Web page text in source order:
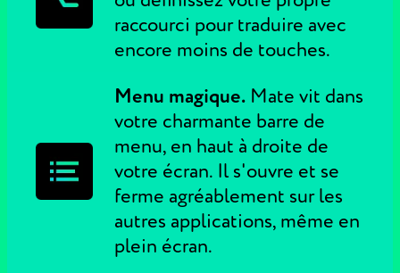
raccourci pour traduire avec
encore moins de touches.
Menu magique. Mate vit dans
votre charmante barre de
menu, en haut à droite de
votre écran. Il s'ouvre et se
ferme agréablement sur les
autres applications, même en
plein écran.